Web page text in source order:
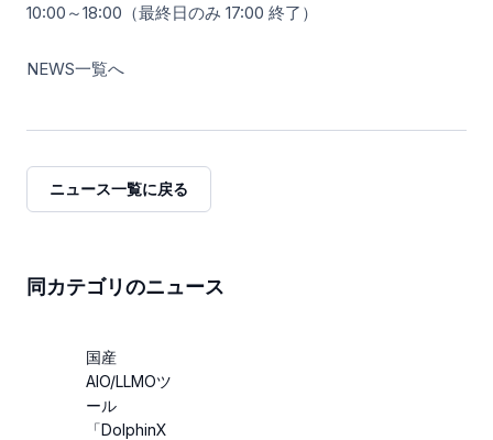
10:00～18:00（最終日のみ 17:00 終了）
NEWS一覧へ
ニュース一覧に戻る
同カテゴリのニュース
国産
AIO/LLMOツ
ール
「DolphinX